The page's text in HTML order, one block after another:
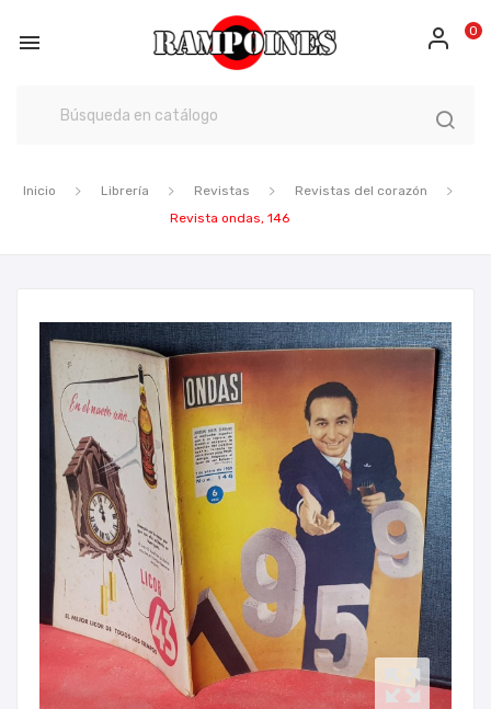
 0
Inicio Librería Revistas
Revistas del corazón
Revista ondas, 146